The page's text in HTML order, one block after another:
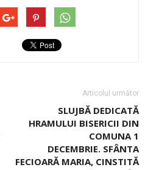
Articolul următor
SLUJBĂ DEDICATĂ
HRAMULUI BISERICII DIN
COMUNA 1
DECEMBRIE. SFÂNTA
FECIOARĂ MARIA, CINSTITĂ